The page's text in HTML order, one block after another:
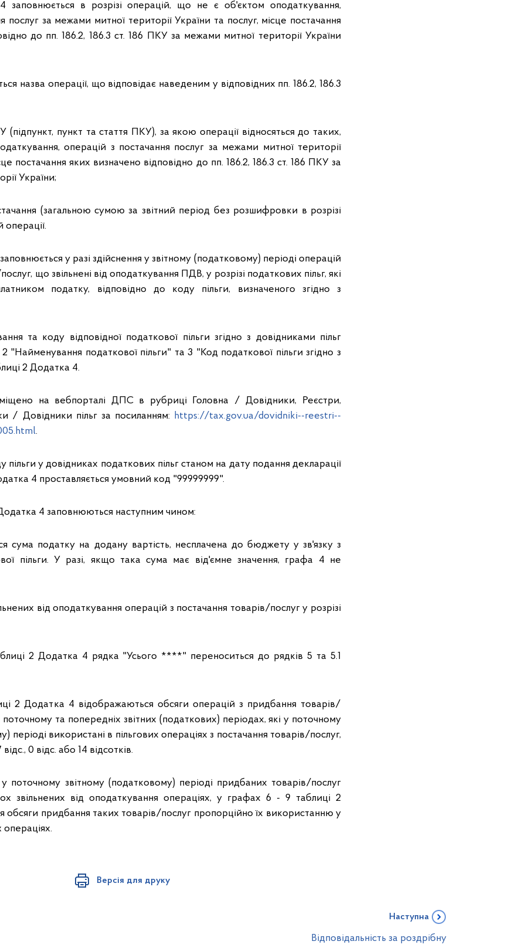
заповнюється в розрізі операцій, що не є об'єктом оподаткування,
послуг за межами митної території України та послуг, місце постачання
до пп. 186.2, 186.3 ст. 186 ПКУ за межами митної території України
назва операції, що відповідає наведеним у відповідних пп. 186.2, 186.3
пункт та стаття ПКУ), за якою операції відносяться до таких,
операцій з постачання послуг за межами митної території
постачання яких визначено відповідно до пп. 186.2, 186.3 ст. 186 ПКУ за
України;
(загальною сумою за звітний період без розшифровки в розрізі
операції.
у разі здійснення у звітному (податковому) періоді операцій
що звільнені від оподаткування ПДВ, у розрізі податкових пільг, які
податку, відповідно до коду пільги, визначеного згідно з
та коду відповідної податкової пільги згідно з довідниками пільг
"Найменування податкової пільги" та 3 "Код податкової пільги згідно з
2 Додатка 4.
на вебпорталі ДПС в рубриці Головна / Довідники, Реєстри,
/ Довідники пільг за посиланням:
https://tax.gov.ua/dovidniki--reestri--
.
пільги у довідниках податкових пільг станом на дату подання декларації
4 проставляється умовний код "99999999".
Додатка 4 заповнюються наступним чином:
сума податку на додану вартість, несплачена до бюджету у зв'язку з
пільги. У разі, якщо така сума має від'ємне значення, графа 4 не
від оподаткування операцій з постачання товарів/послуг у розрізі
2 Додатка 4 рядка "Усього ****" переноситься до рядків 5 та 5.1
2 Додатка 4 відображаються обсяги операцій з придбання товарів/
поточному та попередніх звітних (податкових) періодах, які у поточному
періоді використані в пільгових операціях з постачання товарів/послуг,
0 відс. або 14 відсотків.
поточному звітному (податковому) періоді придбаних товарів/послуг
звільнених від оподаткування операціях, у графах 6 - 9 таблиці 2
обсяги придбання таких товарів/послуг пропорційно їх використанню у
операціях.
Версія для друку
Наступна
Відповідальність за роздрібну